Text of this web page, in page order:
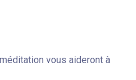
vous aideront à